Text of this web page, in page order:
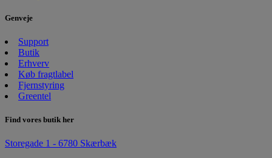
Genveje
Support
Butik
Erhverv
Køb fragtlabel
Fjernstyring
Greentel
Find vores butik her
Storegade 1 - 6780 Skærbæk